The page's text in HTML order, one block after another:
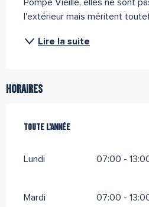
Pompe Vieille, elles ne sont
l'extérieur mais méritent
Lire la suite
Horaires
Toute l'année
Toute l'année
Lundi 07:00 -
Mardi 07:00 -